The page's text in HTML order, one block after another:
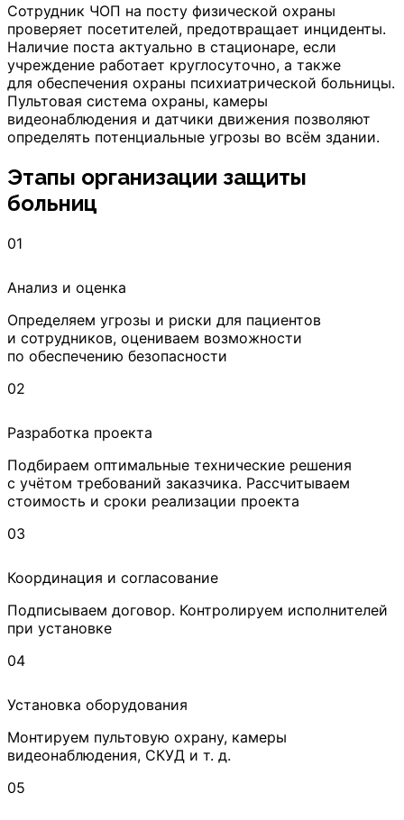
Сотрудник ЧОП на посту физической охраны
проверяет посетителей, предотвращает инциденты.
Наличие поста актуально в стационаре, если
учреждение работает круглосуточно, а также
для обеспечения охраны психиатрической больницы.
Пультовая система охраны, камеры
видеонаблюдения и датчики движения позволяют
определять потенциальные угрозы во всём здании.
Этапы организации защиты
больниц
01
Анализ и оценка
Определяем угрозы и риски для пациентов
и сотрудников, оцениваем возможности
по обеспечению безопасности
02
Разработка проекта
Подбираем оптимальные технические решения
с учётом требований заказчика. Рассчитываем
стоимость и сроки реализации проекта
03
Координация и согласование
Подписываем договор. Контролируем исполнителей
при установке
04
Установка оборудования
Монтируем пультовую охрану, камеры
видеонаблюдения, СКУД и т. д.
05